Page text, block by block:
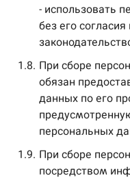
- использовать
без его
1.8. При сборе
обязан
данных по его
персональных
1.9. При сборе
посредством